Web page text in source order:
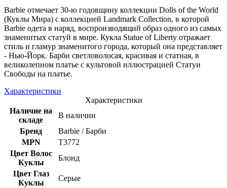
Barbie отмечает 30-ю годовщину коллекции Dolls of the World
(Куклы Мира) с коллекцией Landmark Collection, в которой
Barbie одета в наряд, воспроизводящий образ одного из самых
знаменитых статуй в мире. Кукла Statue of Liberty отражает
стиль и гламур знаменитого города, который она представляет
- Нью-Йорк. Барби светловолосая, красивая и статная, в
великолепном платье с культовой иллюстрацией Статуи
Свободы на платье.
Характеристики
Характеристики
Наличие на
складе
В наличии
Бренд
Barbie / Барби
MPN
T3772
Цвет Волос
Куклы
Блонд
Цвет Глаз
Куклы
Серые